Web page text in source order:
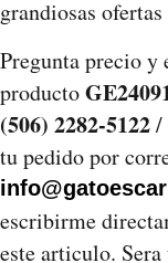
grandiosas
Pregunta precio y
producto
(506) 2282-5122/
tu pedido por
escribirme
este articulo.